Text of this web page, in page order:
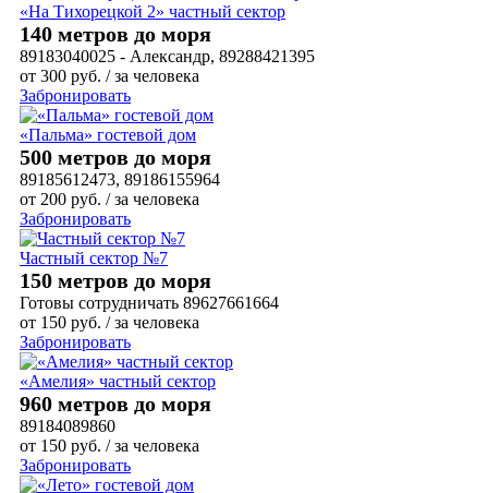
«На Тихорецкой 2» частный сектор
140 метров до моря
89183040025 - Александр, 89288421395
от 300 руб. / за человека
Забронировать
«Пальма» гостевой дом
500 метров до моря
89185612473, 89186155964
от 200 руб. / за человека
Забронировать
Частный сектор №7
150 метров до моря
Готовы сотрудничать 89627661664
от 150 руб. / за человека
Забронировать
«Амелия» частный сектор
960 метров до моря
89184089860
от 150 руб. / за человека
Забронировать